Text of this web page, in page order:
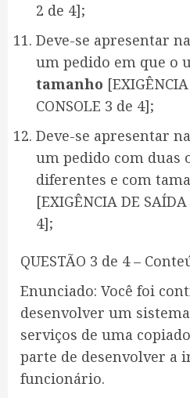
2 de 4];
Deve-se apresentar
um pedido em que o
tamanho
CONSOLE 3 de 4];
Deve-se apresentar
um pedido com duas
diferentes e com
[EXIGÊNCIA DE
4];
QUESTÃO 3 de 4 –
Enunciado: Você foi
desenvolver um
serviços de uma
parte de desenvolver a
funcionário.